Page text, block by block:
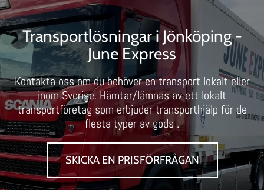
Transportlösningar i Jönköping -
June Express
Kontakta oss om du behöver en transport lokalt eller
inom Sverige. Hämtar/lämnas av ett lokalt
transportföretag som erbjuder transporthjälp för de
flesta typer av gods .
SKICKA EN PRISFÖRFRÅGAN